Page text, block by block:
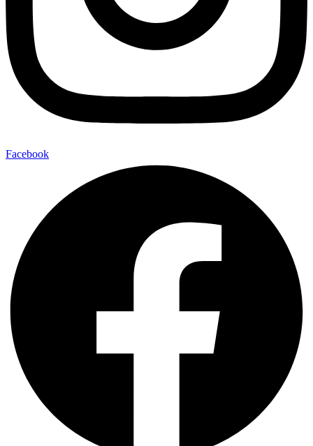
Facebook